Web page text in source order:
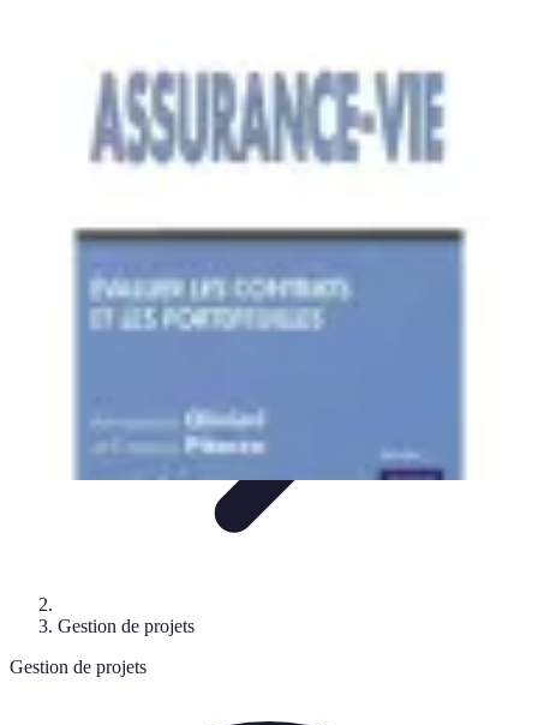
Projets Matures
Gestion de projets
Gestion de projets